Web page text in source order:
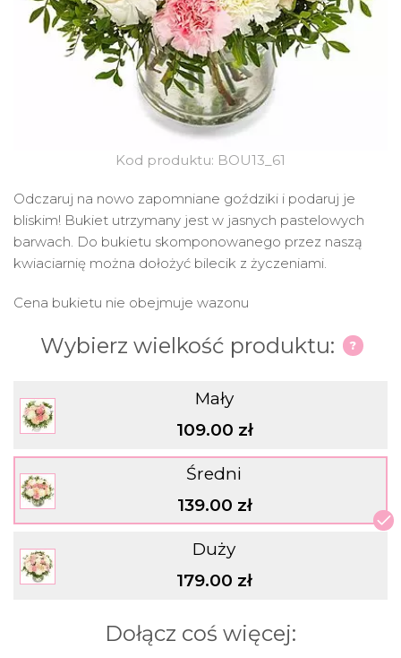
Kod produktu: BOU13_61
Odczaruj na nowo zapomniane goździki i podaruj je
bliskim! Bukiet utrzymany jest w jasnych pastelowych
barwach. Do bukietu skomponowanego przez naszą
kwiaciarnię można dołożyć bilecik z życzeniami.
Cena bukietu nie obejmuje wazonu
Wybierz wielkość produktu:
Mały
109.00 zł
Średni
139.00 zł
Duży
179.00 zł
Dołącz coś więcej: